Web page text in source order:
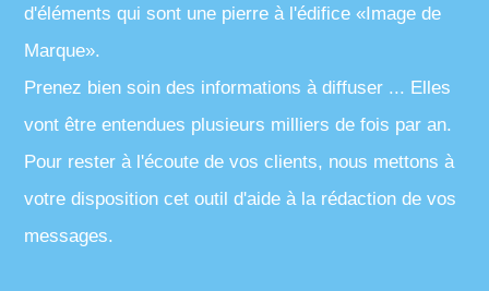
d'éléments qui sont une pierre à l'édifice «Image de
Marque».
Prenez bien soin des informations à diffuser ... Elles
vont être entendues plusieurs milliers de fois par an.
Pour rester à l'écoute de vos clients, nous mettons à
votre disposition cet outil d'aide à la rédaction de vos
messages.